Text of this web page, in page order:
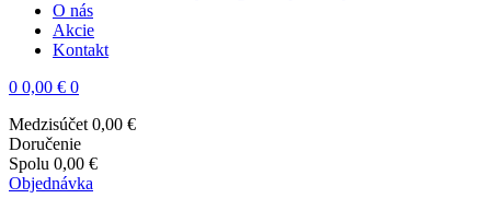
O nás
Akcie
Kontakt
0 0,00 € 0
Medzisúčet 0,00 €
Doručenie
Spolu 0,00 €
Objednávka